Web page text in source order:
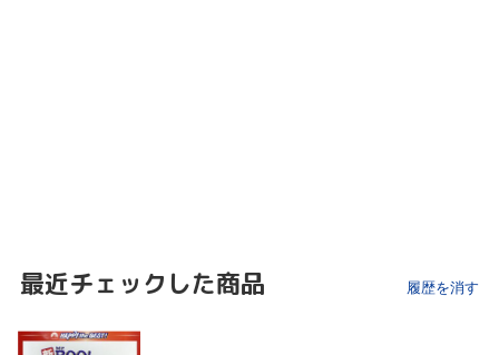
最近チェックした商品 履歴を消す